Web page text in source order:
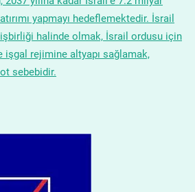
yapmayı hedeflemektedir. İsrail
halinde olmak, İsrail ordusu için
rejimine altyapı sağlamak,
sebebidir.